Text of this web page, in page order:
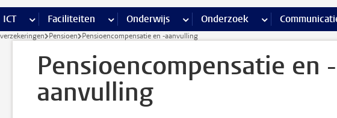
Financiën pagina’s
ICT meer ICT pagina’s
Faciliteiten meer Faciliteiten pagina’s
Onderwijs meer Onderwijs pagina’s
Onderzoek meer Onderzoek
Pensioen Pensioencompensatie en -aanvulling
Pensioencompensatie en -
aanvulling